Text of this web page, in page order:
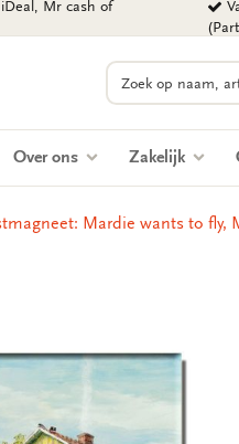
Mr cash of
Zoeken
Over ons Zakelijk
Mardie wants to fly,